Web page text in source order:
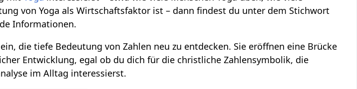
von Yoga als Wirtschaftsfaktor ist – dann findest du unter dem Stichwort
Informationen.
die tiefe Bedeutung von Zahlen neu zu entdecken. Sie eröffnen eine Brücke
Entwicklung, egal ob du dich für die christliche Zahlensymbolik, die
im Alltag interessierst.